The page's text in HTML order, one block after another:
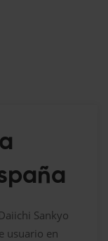
Sankyo
usuario en